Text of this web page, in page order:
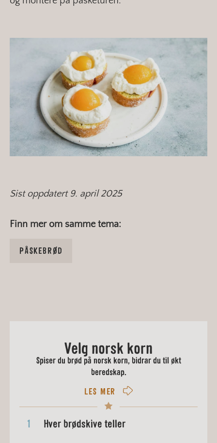
Sist oppdatert 9. april 2025
Finn mer om samme tema:
PÅSKEBRØD
Velg norsk korn
Spiser du brød på norsk korn, bidrar du til økt
beredskap.
LES MER
1 Hver brødskive teller